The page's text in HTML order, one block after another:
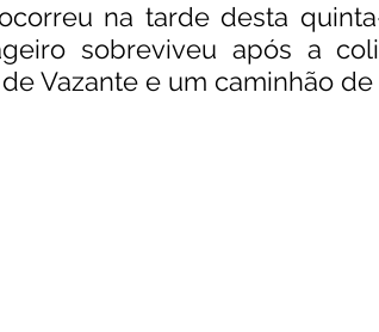
na tarde desta
sobreviveu após a
Vazante e um caminhão de